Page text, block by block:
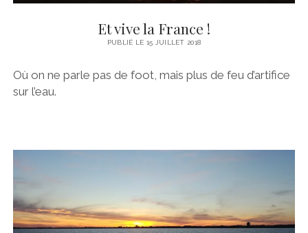
SAINT NAZAIRE
NANTES
STATION DE NAV
Et vive la France !
PUBLIÉ LE 15 JUILLET 2018
Où on ne parle pas de foot, mais plus de feu d’artifice
sur l’eau.